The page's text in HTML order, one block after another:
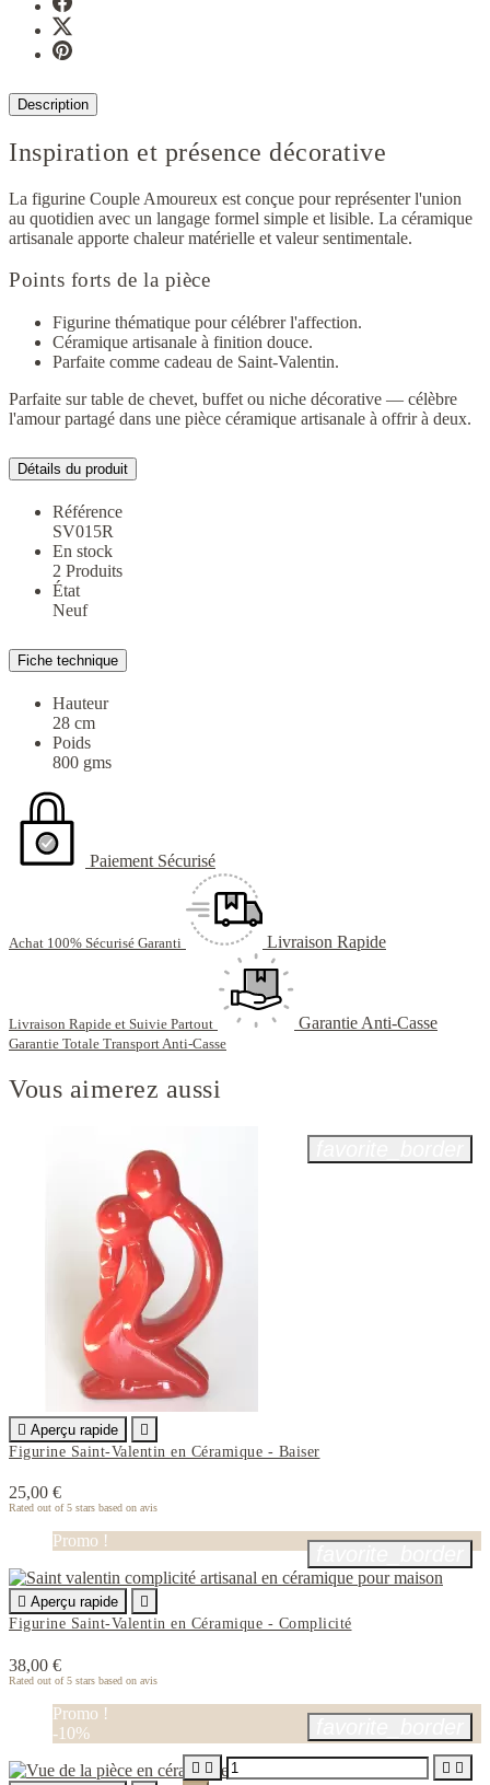
Description
Inspiration et présence décorative
La figurine Couple Amoureux est conçue pour représenter l'union
au quotidien avec un langage formel simple et lisible. La céramique
artisanale apporte chaleur matérielle et valeur sentimentale.
Points forts de la pièce
Figurine thématique pour célébrer l'affection.
Céramique artisanale à finition douce.
Parfaite comme cadeau de Saint-Valentin.
Parfaite sur table de chevet, buffet ou niche décorative — célèbre
l'amour partagé dans une pièce céramique artisanale à offrir à deux.
Détails du produit
Référence
SV015R
En stock
2 Produits
État
Neuf
Fiche technique
Hauteur
28 cm
Poids
800 gms
Paiement Sécurisé
Achat 100% Sécurisé Garanti Livraison Rapide
Livraison Rapide et Suivie Partout Garantie Anti-Casse
Garantie Totale Transport Anti-Casse
Vous aimerez aussi
 Aperçu rapide

Figurine Saint-Valentin en Céramique - Baiser
25,00 €
Rated out of 5 stars based on avis
Promo !
 Aperçu rapide

Figurine Saint-Valentin en Céramique - Complicité
38,00 €
Rated out of 5 stars based on avis
Promo !
-10%
   